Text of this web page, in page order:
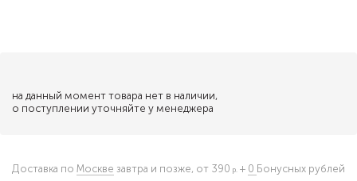
на данный момент товара нет в наличии,
о поступлении уточняйте у менеджера
Доставка по Москве завтра и позже, от 390 + 0 Бонусных рублей